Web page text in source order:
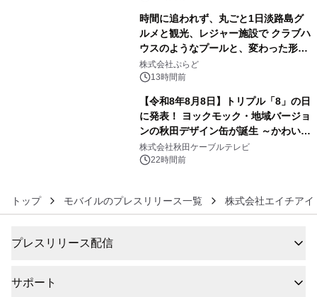
時間に追われず、丸ごと1日淡路島グ
ルメと観光、レジャー施設で クラブハ
ウスのようなプールと、変わった形の
サウナも 「THE BOXY AWAJI」のお
得な素泊まり連泊プランで
株式会社ぷらど
13時間前
【令和8年8月8日】トリプル「8」の日
に発表！ ヨックモック・地域バージョ
ンの秋田デザイン缶が誕生 ～かわいい
秋田犬の子犬と秋田の四季と名所を巡
るパッケージ～ 9月1日(火)秋田県内で
株式会社秋田ケーブルテレビ
22時間前
トップ モバイルのプレスリリース一覧 株式会社エイチアイ
プレスリリース配信
サポート